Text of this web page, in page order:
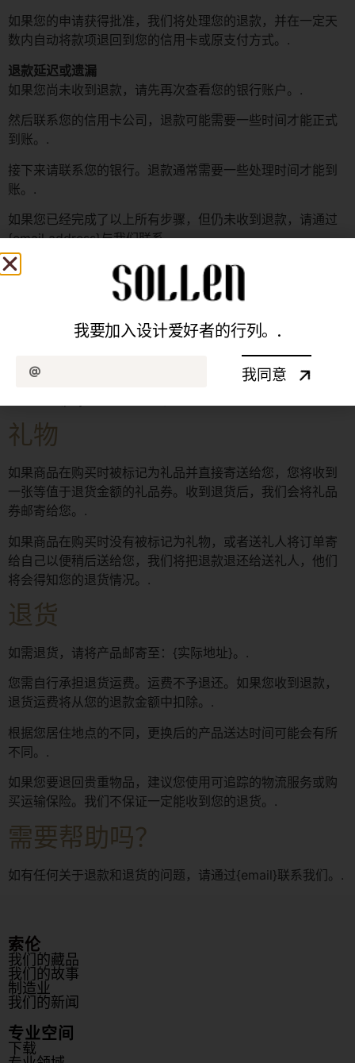
如果您的申请获得批准，我们将处理您的退款，并在一定天
数内自动将款项退回到您的信用卡或原支付方式。.
退款延迟或遗漏
如果您尚未收到退款，请先再次查看您的银行账户。.
然后联系您的信用卡公司，退款可能需要一些时间才能正式
到账。.
接下来请联系您的银行。退款通常需要一些处理时间才能到
账。.
如果您已经完成了以上所有步骤，但仍未收到退款，请通过
{email address}与我们联系。.
特价商品
只有正价商品可以退款，特价商品不可退款。.
交易所
我们只对有缺陷或损坏的商品进行更换。如果您需要更换同
一商品，请发送电子邮件至{email address}，并将您的商品
礼物
如果商品在购买时被标记为礼品并直接寄送给您，您将收到
一张等值于退货金额的礼品券。收到退货后，我们会将礼品
券邮寄给您。.
如果商品在购买时没有被标记为礼物，或者送礼人将订单寄
给自己以便稍后送给您，我们将把退款退还给送礼人，他们
将会得知您的退货情况。.
退货
如需退货，请将产品邮寄至：{实际地址}。.
您需自行承担退货运费。运费不予退还。如果您收到退款，
退货运费将从您的退款金额中扣除。.
根据您居住地点的不同，更换后的产品送达时间可能会有所
不同。.
如果您要退回贵重物品，建议您使用可追踪的物流服务或购
买运输保险。我们不保证一定能收到您的退货。.
需要帮助吗？
如有任何关于退款和退货的问题，请通过{email}联系我们。.
索伦
我们的藏品
我们的故事
制造业
我们的新闻
专业空间
下载
我要加入设计爱好者的行列。.
我同意